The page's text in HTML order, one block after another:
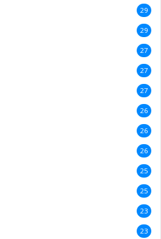
25
25
23
23
22
22
22
21
21
21
20
20